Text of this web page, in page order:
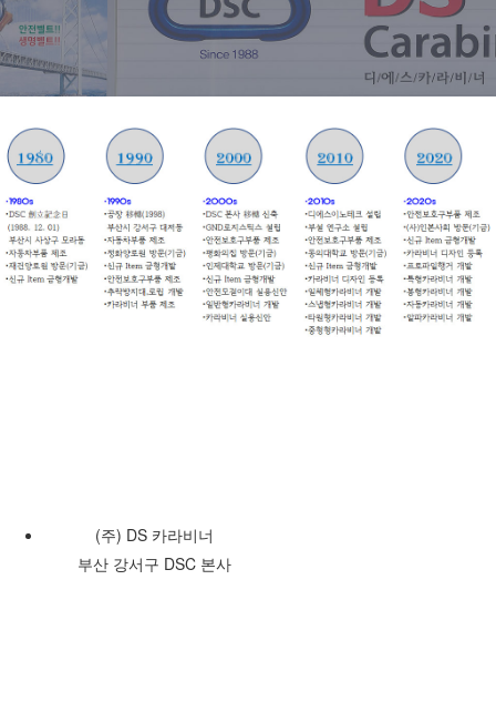
(주) DS 카라비너
부산 강서구 DSC 본사